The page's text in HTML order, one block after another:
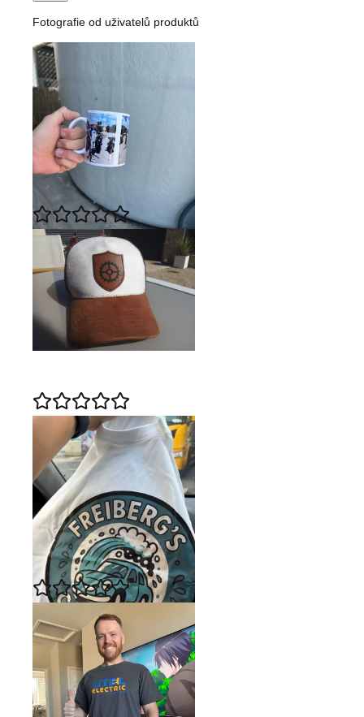
Fotografie od uživatelů produktů